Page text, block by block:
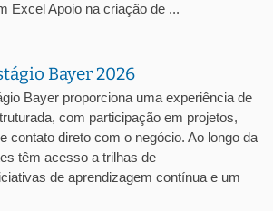
Excel Apoio na criação de ...
Bayer 2026
Bayer proporciona uma experiência de
com participação em projetos,
contato direto com o negócio. Ao longo da
têm acesso a trilhas de
de aprendizagem contínua e um